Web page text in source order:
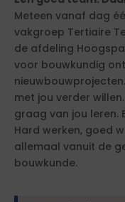
Meteen vanaf dag
vakgroep Tertiaire
de afdeling
voor bouwkundig
met jou verder
graag van jou leren.
Hard werken, goed
allemaal vanuit de
bouwkunde.